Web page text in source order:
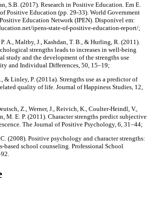
S.B. (2017). Research in Positive Education. Em E.
Positive Education (pp. 29-33). World Government
Education Network (IPEN). Disponível em:
ipens-state-of-positive-education-report/;
A., Maltby, J., Kashdan, T. B., & Hurling, R. (2011).
strengths leads to increases in well-being
study and the development of the strengths use
and Individual Differences, 50, 15–19;
& Linley, P. (2011a). Strengths use as a predictor of
quality of life. Journal of Happiness Studies, 12,
Z., Werner, J., Reivich, K., Coulter-Heindl, V.,
M. E. P. (2011). Character strengths predict subjective
The Journal of Positive Psychology, 6, 31–44;
(2008). Positive psychology and character strengths:
based school counseling. Professional School